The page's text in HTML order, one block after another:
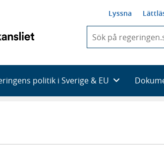
Lyssna
du
skriva
framträder
en
politik i Sverige & EU